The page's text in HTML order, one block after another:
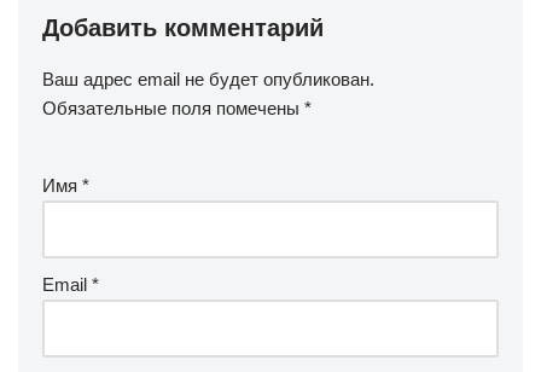
Добавить комментарий
Ваш адрес email не будет опубликован.
Обязательные поля помечены *
Имя *
Email *